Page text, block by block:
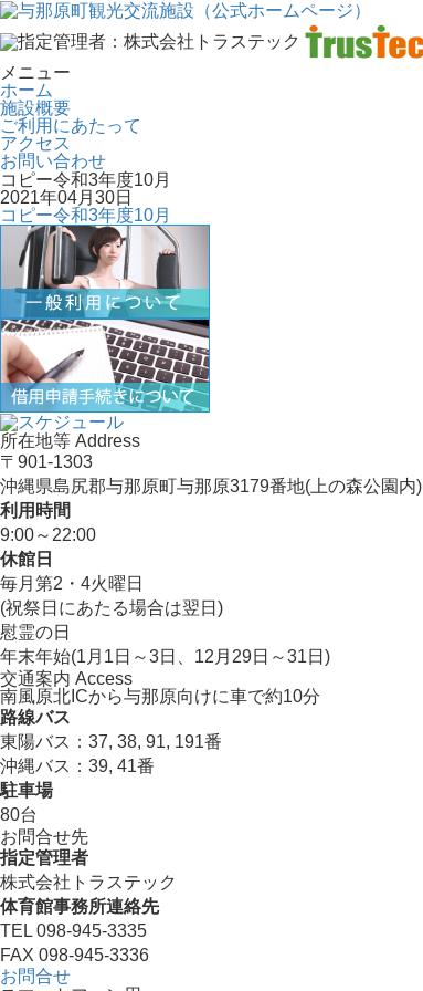
メニュー
ホーム
施設概要
ご利用にあたって
アクセス
お問い合わせ
コピー令和3年度10月
2021年04月30日
コピー令和3年度10月
所在地等 Address
〒901-1303
沖縄県島尻郡与那原町与那原3179番地(上の森公園内)
利用時間
9:00～22:00
休館日
毎月第2・4火曜日
(祝祭日にあたる場合は翌日)
慰霊の日
年末年始(1月1日～3日、12月29日～31日)
交通案内 Access
南風原北ICから与那原向けに車で約10分
路線バス
東陽バス：37, 38, 91, 191番
沖縄バス：39, 41番
駐車場
80台
お問合せ先
指定管理者
株式会社トラステック
体育館事務所連絡先
TEL 098-945-3335
FAX 098-945-3336
お問合せ